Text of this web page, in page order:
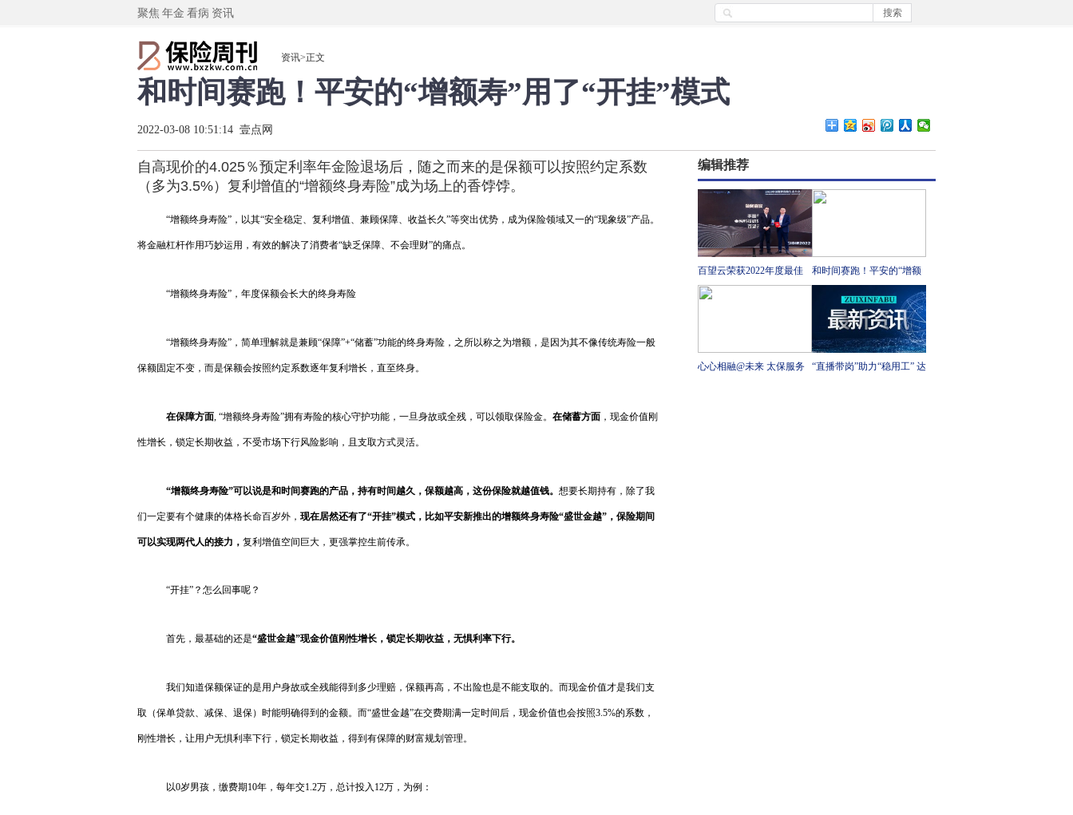
聚焦 年金 看病 资讯
资讯>正文
和时间赛跑！平安的“增额寿”用了“开挂”模式
2022-03-08 10:51:14 壹点网
自高现价的4.025％预定利率年金险退场后，随之而来的是保额可以按照约定系数
（多为3.5%）复利增值的“增额终身寿险”成为场上的香饽饽。
“增额终身寿险”，以其“安全稳定、复利增值、兼顾保障、收益长久”等突出优势，成为保险领域又一的“现象级”产品。
将金融杠杆作用巧妙运用，有效的解决了消费者“缺乏保障、不会理财”的痛点。
“增额终身寿险”，年度保额会长大的终身寿险
“增额终身寿险”，简单理解就是兼顾“保障”+“储蓄”功能的终身寿险，之所以称之为增额，是因为其不像传统寿险一般
保额固定不变，而是保额会按照约定系数逐年复利增长，直至终身。
在保障方面 , “增额终身寿险”拥有寿险的核心守护功能，一旦身故或全残，可以领取保险金。 在储蓄方面 ，现金价值刚
性增长，锁定长期收益，不受市场下行风险影响，且支取方式灵活。
“增额终身寿险”可以说是和时间赛跑的产品 ， 持有时间越久， 保额越高，这份保险就越值钱。 想要长期持有，除了我
们一定要有个健康的体格长命百岁外， 现在居然还有了“开挂”模式，比如平安新推出的增额终身寿险“盛世金越”，保险期间
可以实现两代人的接力， 复利增值空间巨大，更强掌控生前传承。
“开挂”？怎么回事呢？
首先，最基础的还是“盛世金越”现金价值刚性增长，锁定长期收益，无惧利率下行。
我们知道保额保证的是用户身故或全残能得到多少理赔，保额再高，不出险也是不能支取的。而现金价值才是我们支
取（保单贷款、减保、退保）时能明确得到的金额。而“盛世金越”在交费期满一定时间后，现金价值也会按照3.5%的系数，
刚性增长，让用户无惧利率下行，锁定长期收益，得到有保障的财富规划管理。
以0岁男孩，缴费期10年，每年交1.2万，总计投入12万，为例：
编辑推荐
百望云荣获2022年度最佳
保险业数智化创新解决方
和时间赛跑！平安的“增额
心心相融@未来 太保服务
“直播带岗”助力“稳用工” 达